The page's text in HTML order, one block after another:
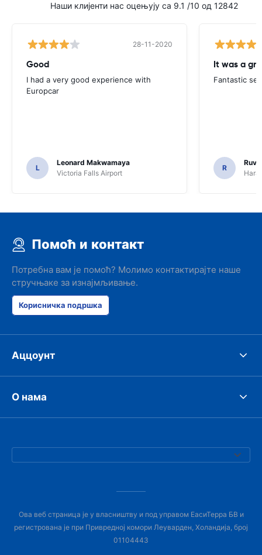
Наши клијенти нас оцењују са 9.1 /10 од 12842
28-11-2020
Good
I had a very good experience with
Europcar
L
Leonard Makwamaya
Victoria Falls Airport
Fantastic
R
Помоћ и контакт
Потребна вам је помоћ? Молимо контактирајте наше
стручњаке за изнајмљивање.
Корисничка подршка
Аццоунт
О нама
Ова веб страница је у власништву и под управом ЕасиТерра БВ и
регистрована је при Привредној комори Леуварден, Холандија, број
01104443